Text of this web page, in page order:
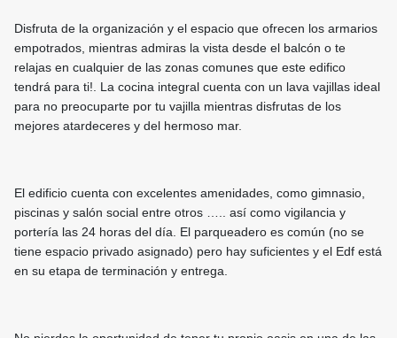
Disfruta de la organización y el espacio que ofrecen los armarios
empotrados, mientras admiras la vista desde el balcón o te
relajas en cualquier de las zonas comunes que este edifico
tendrá para ti!. La cocina integral cuenta con un lava vajillas ideal
para no preocuparte por tu vajilla mientras disfrutas de los
mejores atardeceres y del hermoso mar.
El edificio cuenta con excelentes amenidades, como gimnasio,
piscinas y salón social entre otros ….. así como vigilancia y
portería las 24 horas del día. El parqueadero es común (no se
tiene espacio privado asignado) pero hay suficientes y el Edf está
en su etapa de terminación y entrega.